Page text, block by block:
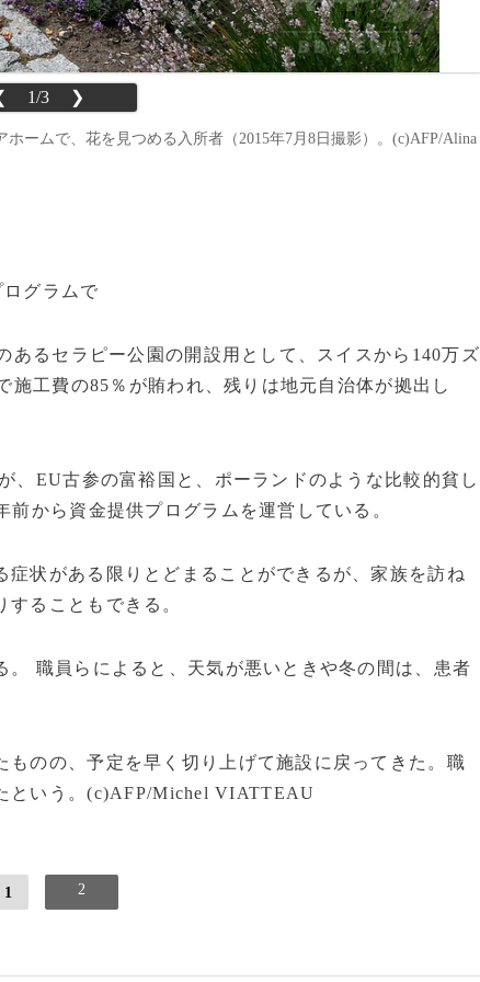
1/3 ❯
ームで、花を見つめる入所者（2015年7月8日撮影）。(c)AFP/Alina
グラムで
るセラピー公園の開設用として、スイスから140万ズ
施工費の85％が賄われ、残りは地元自治体が拠出し
、EU古参の富裕国と、ポーランドのような比較的貧し
から資金提供プログラムを運営している。
状がある限りとどまることができるが、家族を訪ね
ることもできる。
職員らによると、天気が悪いときや冬の間は、患者
のの、予定を早く切り上げて施設に戻ってきた。職
という。(c)AFP/Michel VIATTEAU
1 2